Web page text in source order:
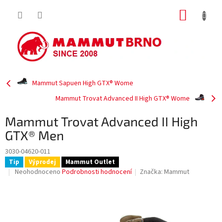
Mammut Sapuen High GTX® Wome
Mammut Trovat Advanced II High GTX® Wome
Mammut Trovat Advanced II High
GTX® Men
3030-04620-011
Tip Výprodej Mammut Outlet
Průměrné
Neohodnoceno Podrobnosti hodnocení Značka:Mammut